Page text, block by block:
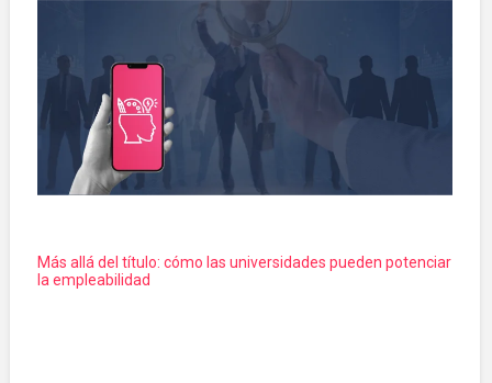
Más allá del título: cómo las universidades pueden potenciar
la empleabilidad